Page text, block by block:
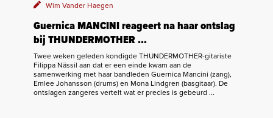
Wim Vander Haegen
Guernica MANCINI reageert na haar ontslag
bij THUNDERMOTHER …
Twee weken geleden kondigde THUNDERMOTHER-gitariste
Filippa Nässil aan dat er een einde kwam aan de
samenwerking met haar bandleden Guernica Mancini (zang),
Emlee Johansson (drums) en Mona Lindgren (basgitaar). De
ontslagen zangeres vertelt wat er precies is gebeurd ...